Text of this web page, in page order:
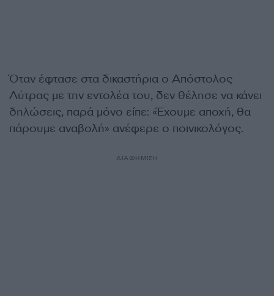
Όταν έφτασε στα δικαστήρια ο Απόστολος
Λύτρας με την εντολέα του, δεν θέλησε να κάνει
δηλώσεις, παρά μόνο είπε: «Έχουμε αποχή, θα
πάρουμε αναβολή» ανέφερε ο ποινικολόγος.
ΔΙΑΦΗΜΙΣΗ